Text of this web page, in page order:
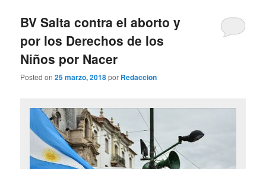
BV Salta contra el aborto y
por los Derechos de los
Niños por Nacer
Posted on25 marzo, 2018por Redaccion